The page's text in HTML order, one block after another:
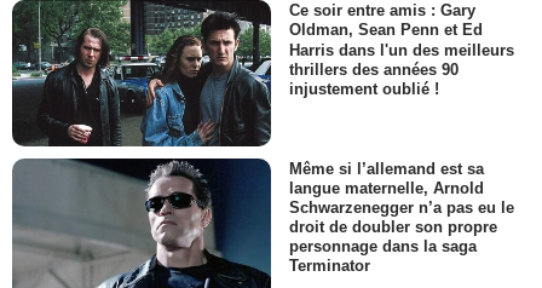
Ce soir entre amis : Gary
Oldman, Sean Penn et Ed
Harris dans l'un des meilleurs
thrillers des années 90
injustement oublié !
Même si l’allemand est sa
langue maternelle, Arnold
Schwarzenegger n’a pas eu le
droit de doubler son propre
personnage dans la saga
Terminator